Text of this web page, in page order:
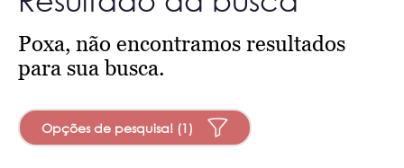
Poxa, não encontramos resultados
para sua busca.
Opções de pesquisa! (1)